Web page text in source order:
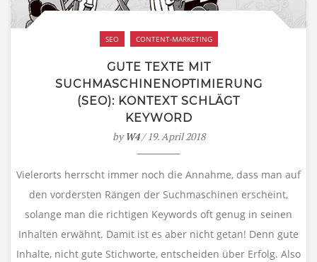
SEO CONTENT-MARKETING
GUTE TEXTE MIT
SUCHMASCHINENOPTIMIERUNG
(SEO): KONTEXT SCHLÄGT
KEYWORD
byW4/ 19. April 2018
Vielerorts herrscht immer noch die Annahme, dass man auf
den vordersten Rängen der Suchmaschinen erscheint,
solange man die richtigen Keywords oft genug in seinen
Inhalten erwähnt. Damit ist es aber nicht getan! Denn gute
Inhalte, nicht gute Stichworte, entscheiden über Erfolg. Also